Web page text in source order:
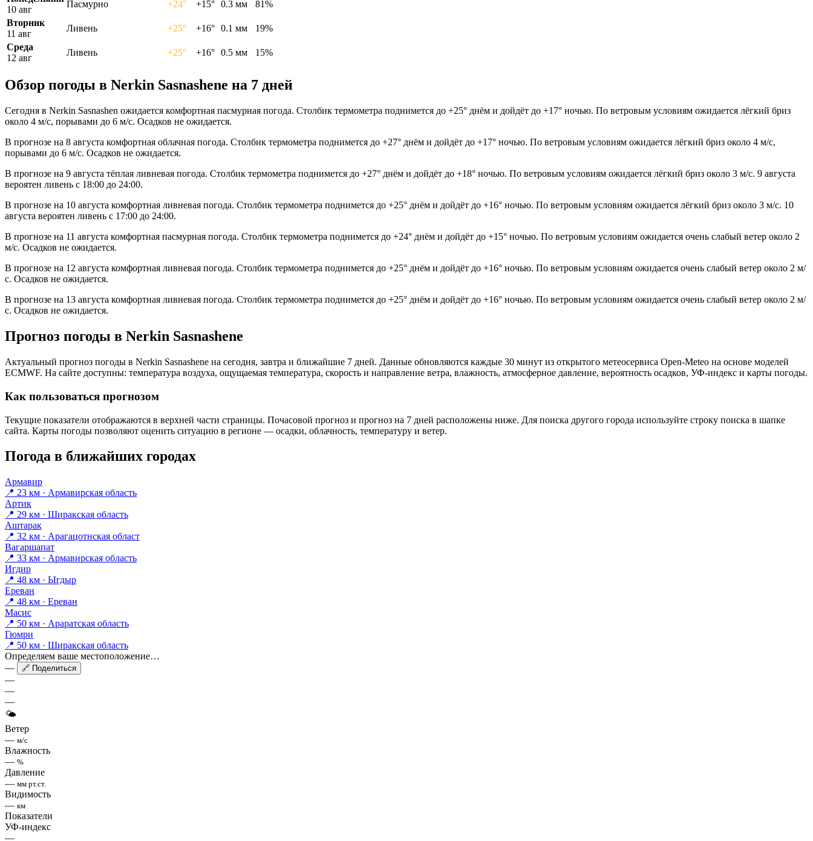
10 авг
Пасмурно +24° +15° 0.3 мм
81%
Вторник
11 авг
Ливень +25° +16° 0.1 мм
19%
Среда
12 авг
Ливень +25° +16° 0.5 мм 15%
Обзор погоды в Nerkin Sasnashenе на 7 дней
Сегодня в Nerkin Sasnashen ожидается комфортная пасмурная погода. Столбик термометра поднимется до +25° днём и дойдёт до +17° ночью. По ветровым условиям ожидается лёгкий бриз
около 4 м/с, порывами до 6 м/с. Осадков не ожидается.
В прогнозе на 8 августа комфортная облачная погода. Столбик термометра поднимется до +27° днём и дойдёт до +17° ночью. По ветровым условиям ожидается лёгкий бриз около 4 м/с,
порывами до 6 м/с. Осадков не ожидается.
В прогнозе на 9 августа тёплая ливневая погода. Столбик термометра поднимется до +27° днём и дойдёт до +18° ночью. По ветровым условиям ожидается лёгкий бриз около 3 м/с. 9 августа
вероятен ливень с 18:00 до 24:00.
В прогнозе на 10 августа комфортная ливневая погода. Столбик термометра поднимется до +25° днём и дойдёт до +16° ночью. По ветровым условиям ожидается лёгкий бриз около 3 м/с. 10
августа вероятен ливень с 17:00 до 24:00.
В прогнозе на 11 августа комфортная пасмурная погода. Столбик термометра поднимется до +24° днём и дойдёт до +15° ночью. По ветровым условиям ожидается очень слабый ветер около 2
м/с. Осадков не ожидается.
В прогнозе на 12 августа комфортная ливневая погода. Столбик термометра поднимется до +25° днём и дойдёт до +16° ночью. По ветровым условиям ожидается очень слабый ветер около 2 м/
с. Осадков не ожидается.
В прогнозе на 13 августа комфортная ливневая погода. Столбик термометра поднимется до +25° днём и дойдёт до +16° ночью. По ветровым условиям ожидается очень слабый ветер около 2 м/
с. Осадков не ожидается.
Прогноз погоды в Nerkin Sasnashenе
Актуальный прогноз погоды в Nerkin Sasnashenе на сегодня, завтра и ближайшие 7 дней. Данные обновляются каждые 30 минут из открытого метеосервиса Open-Meteo на основе моделей
ECMWF. На сайте доступны: температура воздуха, ощущаемая температура, скорость и направление ветра, влажность, атмосферное давление, вероятность осадков, УФ-индекс и карты погоды.
Как пользоваться прогнозом
Текущие показатели отображаются в верхней части страницы. Почасовой прогноз и прогноз на 7 дней расположены ниже. Для поиска другого города используйте строку поиска в шапке
сайта. Карты погоды позволяют оценить ситуацию в регионе — осадки, облачность, температуру и ветер.
Погода в ближайших городах
Армавир
📍 23 км · Армавирская область
Артик
📍 29 км · Ширакская область
Аштарак
📍 32 км · Арагацотнская област
Вагаршапат
📍 33 км · Армавирская область
Игдир
📍 48 км · Ыгдыр
Ереван
📍 48 км · Ереван
Масис
📍 50 км · Араратская область
Гюмри
📍 50 км · Ширакская область
Определяем ваше местоположение…
—
🔗 Поделиться
—
—
—
🌤
Ветер
— м/с
Влажность
— %
Давление
— мм рт.ст.
Видимость
— км
Показатели
УФ-индекс
—